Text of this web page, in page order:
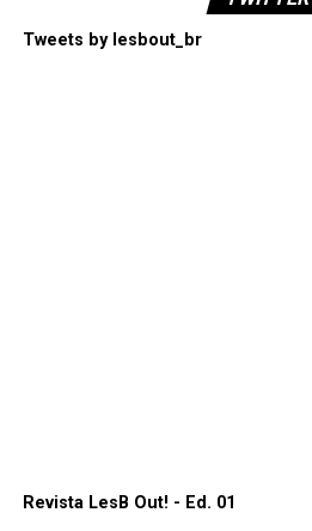
Tweets by lesbout_br
Revista LesB Out! - Ed. 01